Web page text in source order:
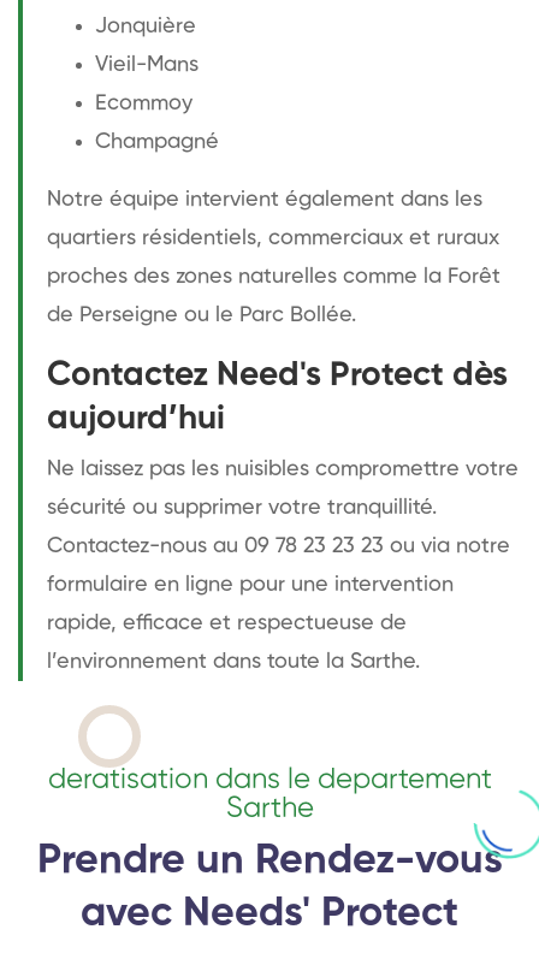
Jonquière
Vieil-Mans
Ecommoy
Champagné
Notre équipe intervient également dans les
quartiers résidentiels, commerciaux et ruraux
proches des zones naturelles comme la Forêt
de Perseigne ou le Parc Bollée.
Contactez Need's Protect dès
aujourd’hui
Ne laissez pas les nuisibles compromettre votre
sécurité ou supprimer votre tranquillité.
Contactez-nous au 09 78 23 23 23 ou via notre
formulaire en ligne pour une intervention
rapide, efficace et respectueuse de
l’environnement dans toute la Sarthe.
deratisation dans le departement
Sarthe
Prendre un Rendez-vous
avec Needs' Protect